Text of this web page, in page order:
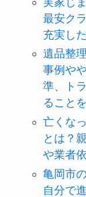
最安ク
充実し
遺品整
事例や
準、ト
ること
亡くな
とは？
や業者
亀岡市
自分で